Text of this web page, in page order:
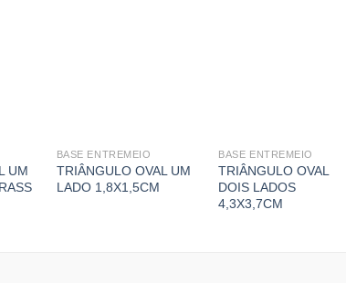
UM
BASE ENTREMEIO
TRIÂNGULO OVAL UM
LADO 1,8X1,5CM
BASE ENTREMEIO
TRIÂNGULO OVAL
DOIS LADOS
4,3X3,7CM